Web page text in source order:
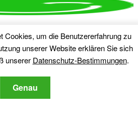
Akku
Cookies, um die Benutzererfahrung zu
unserer Website erklären Sie sich
unserer Datenschutz-Bestimmungen.
Genau